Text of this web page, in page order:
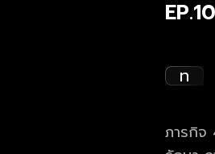
ท
ภารกิจ